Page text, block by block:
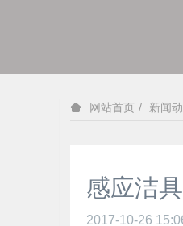
网站首页 新闻
感应洁
2017-10-26